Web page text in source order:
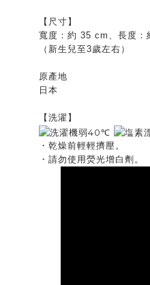
【尺寸】
寬度：約 35 cm、長度：
（新生兒至3歲左右）
原產地
日本
【洗濯】
・乾燥前輕輕擠壓。
・請勿使用熒光增白劑。